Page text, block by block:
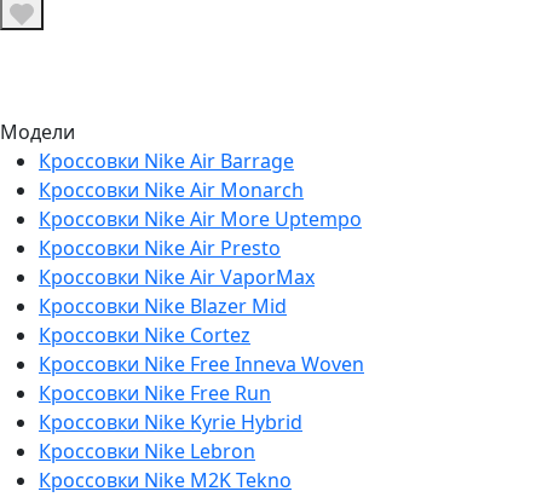
Модели
Кроссовки Nike Air Barrage
Кроссовки Nike Air Monarch
Кроссовки Nike Air More Uptempo
Кроссовки Nike Air Presto
Кроссовки Nike Air VaporMax
Кроссовки Nike Blazer Mid
Кроссовки Nike Cortez
Кроссовки Nike Free Inneva Woven
Кроссовки Nike Free Run
Кроссовки Nike Kyrie Hybrid
Кроссовки Nike Lebron
Кроссовки Nike M2K Tekno